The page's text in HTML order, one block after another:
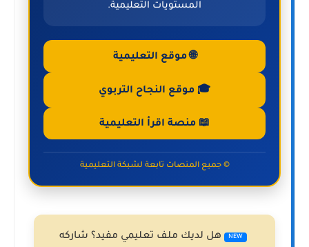
المستويات التعليمية.
🌐 موقع التعليمية
🎓 موقع النجاح التربوي
📖 منصة اقرأ التعليمية
© جميع المنصات تابعة لشبكة التعليمية
NEW
هل لديك ملف تعليمي مفيد؟ شاركه